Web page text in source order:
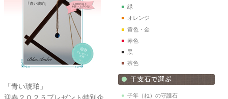
「青い琥珀」
緑
オレンジ
黄色・金
赤色
黒
茶色
子年（ね）の守護石